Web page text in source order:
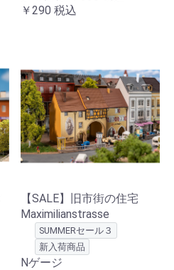
￥290 税込
【SALE】旧市街の住宅
Maximilianstrasse
SUMMERセール３
新入荷商品
Nゲージ